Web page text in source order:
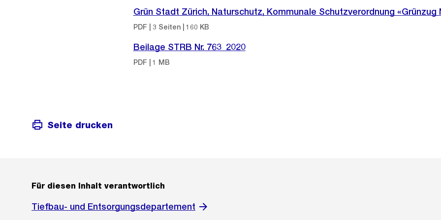
Grün Stadt Zürich, Naturschutz, Kommunale Schutzverordnung «Grünzug
PDF | 3 Seiten | 160 KB
Beilage STRB Nr. 763_2020
PDF | 1 MB
Seite drucken
Für diesen Inhalt verantwortlich
Tiefbau- und Entsorgungsdepartement